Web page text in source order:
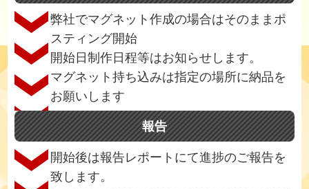
弊社でマグネット作成の場合はそのままポ
スティング開始
開始日制作日程等はお知らせします。
マグネット持ち込みは指定の場所に納品を
お願いします
報告
開始後は報告レポートにて進捗のご報告を
致します。